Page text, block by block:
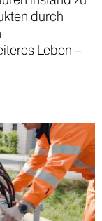
durch
Leben –